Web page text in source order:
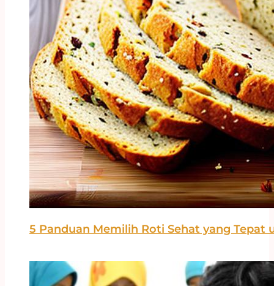
5 Panduan Memilih Roti Sehat yang Tepat